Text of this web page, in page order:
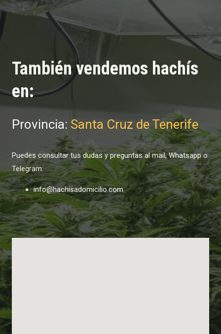
También vendemos hachís
en:
Provincia: Santa Cruz de Tenerife
Puedes consultar tus dudas y preguntas al mail, Whatsapp o
Telegram:
info@hachisadomicilio.com